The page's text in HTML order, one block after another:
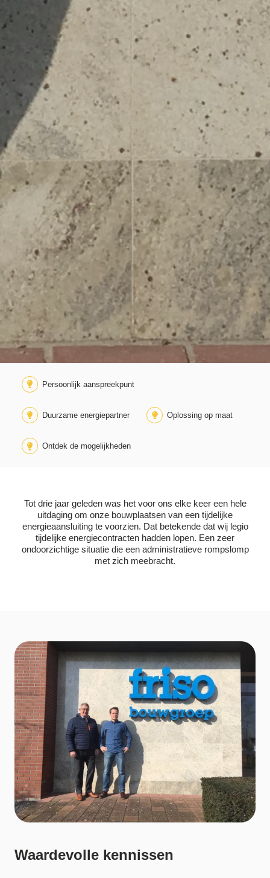
Persoonlijk aanspreekpunt
Duurzame energiepartner Oplossing op maat
Ontdek de mogelijkheden
Tot drie jaar geleden was het voor ons elke keer een hele
uitdaging om onze bouwplaatsen van een tijdelijke
energieaansluiting te voorzien. Dat betekende dat wij legio
tijdelijke energiecontracten hadden lopen. Een zeer
ondoorzichtige situatie die een administratieve rompslomp
met zich meebracht.
Waardevolle kennissen